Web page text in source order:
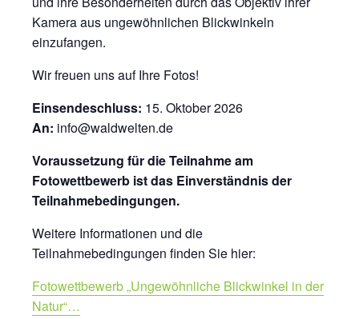
Kamera aus ungewöhnlichen Blickwinkeln
einzufangen.
Wir freuen uns auf Ihre Fotos!
Einsendeschluss: 15. Oktober 2026
An: info@waldwelten.de
Voraussetzung für die Teilnahme am
Fotowettbewerb ist das Einverständnis der
Teilnahmebedingungen.
Weitere Informationen und die
Teilnahmebedingungen finden Sie hier:
Fotowettbewerb „Ungewöhnliche Blickwinkel in der
Natur“…